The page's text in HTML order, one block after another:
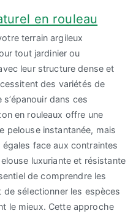
en rouleau
terrain argileux
tout jardinier ou
leur structure dense et
des variétés de
dans ces
en rouleaux offre une
pelouse instantanée, mais
face aux contraintes
luxuriante et résistante
de comprendre les
sélectionner les espèces
le mieux. Cette approche